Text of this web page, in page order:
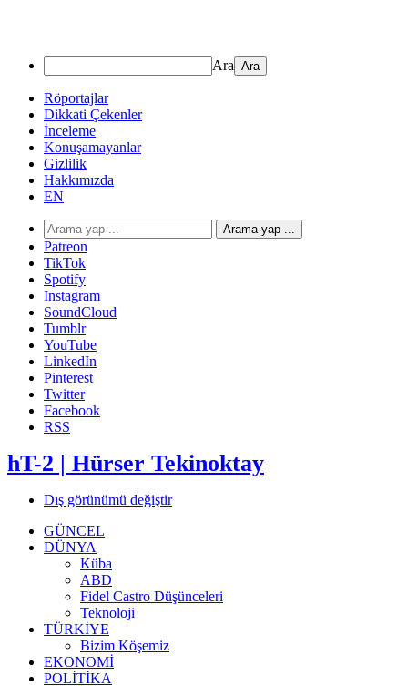
Ara
Röportajlar
Dikkati Çekenler
İnceleme
Konuşamayanlar
Gizlilik
Hakkımızda
EN
Arama yap ...
Patreon
TikTok
Spotify
Instagram
SoundCloud
Tumblr
YouTube
LinkedIn
Pinterest
Twitter
Facebook
RSS
hT-2 | Hürser Tekinoktay
Dış görünümü değiştir
GÜNCEL
DÜNYA
Küba
ABD
Fidel Castro Düşünceleri
Teknoloji
TÜRKİYE
Bizim Köşemiz
EKONOMİ
POLİTİKA